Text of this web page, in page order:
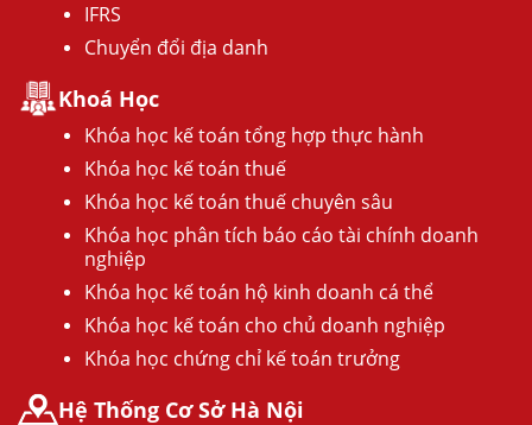
IFRS
Chuyển đổi địa danh
Khoá Học
Khóa học kế toán tổng hợp thực hành
Khóa học kế toán thuế
Khóa học kế toán thuế chuyên sâu
Khóa học phân tích báo cáo tài chính doanh
nghiệp
Khóa học kế toán hộ kinh doanh cá thể
Khóa học kế toán cho chủ doanh nghiệp
Khóa học chứng chỉ kế toán trưởng
Hệ Thống Cơ Sở Hà Nội